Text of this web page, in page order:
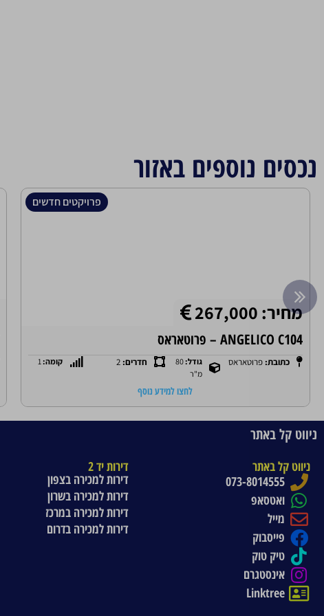
נכסים נוספים באזור
פרויקטים חדשים
מחיר: 267,000
ANGELICO C104 – פרוטאראס
כתובת: פרוטאראס גודל:80
מ"ר
חדרים: 2 קומה: 1
לחצו למידע נוסף
ניווט קל באתר
ניווט קל באתר
073-8014555
ואטסאפ
מייל
פייסבוק
טיק טוק
אינסטגרם
Linktree
דירות יד 2
דירות למכירה בצפון
דירות למכירה בשרון
דירות למכירה במרכז
דירות למכירה בדרום